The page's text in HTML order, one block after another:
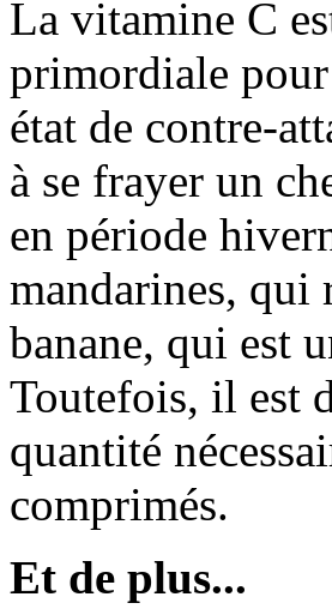
La vitamine C
primordiale
état de contre-
à se frayer un
en période
mandarines, qui
banane, qui est
Toutefois, il est
quantité
comprimés.
Et de plus...